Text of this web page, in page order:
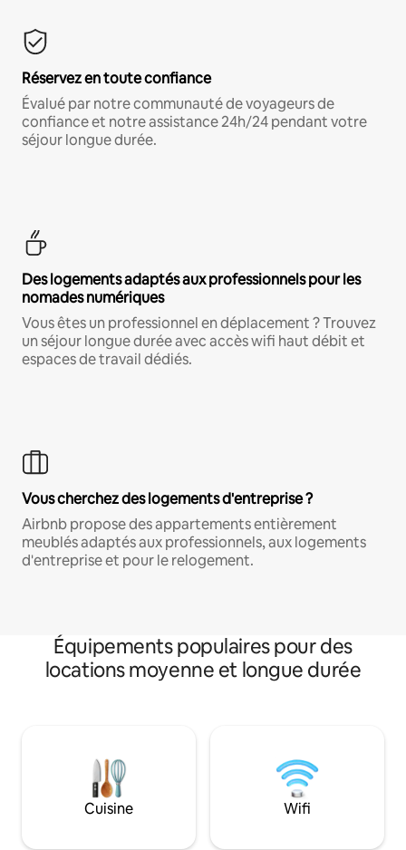
Réservez en toute confiance
Évalué par notre communauté de voyageurs de
confiance et notre assistance 24h/24 pendant votre
séjour longue durée.
Des logements adaptés aux professionnels pour les
nomades numériques
Vous êtes un professionnel en déplacement ? Trouvez
un séjour longue durée avec accès wifi haut débit et
espaces de travail dédiés.
Vous cherchez des logements d'entreprise ?
Airbnb propose des appartements entièrement
meublés adaptés aux professionnels, aux logements
d'entreprise et pour le relogement.
Équipements populaires pour des
locations moyenne et longue durée
Cuisine Wifi